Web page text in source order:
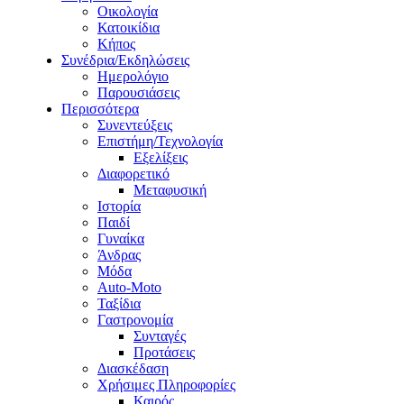
Οικολογία
Κατοικίδια
Κήπος
Συνέδρια/Εκδηλώσεις
Ημερολόγιο
Παρουσιάσεις
Περισσότερα
Συνεντεύξεις
Επιστήμη/Τεχνολογία
Εξελίξεις
Διαφορετικό
Μεταφυσική
Ιστορία
Παιδί
Γυναίκα
Άνδρας
Μόδα
Auto-Moto
Ταξίδια
Γαστρονομία
Συνταγές
Προτάσεις
Διασκέδαση
Χρήσιμες Πληροφορίες
Καιρός